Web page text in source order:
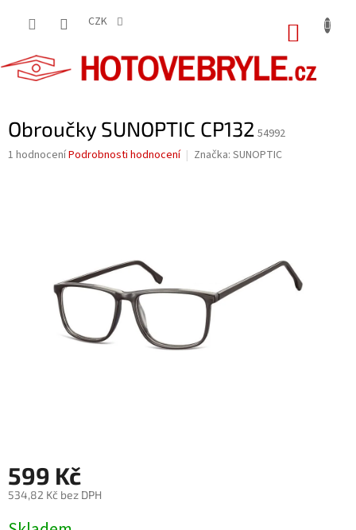
CZK
Obroučky SUNOPTIC CP132 54992
Průměrné
1 hodnoceníPodrobnosti hodnocení Značka: SUNOPTIC
599 Kč
534,82 Kč bez DPH